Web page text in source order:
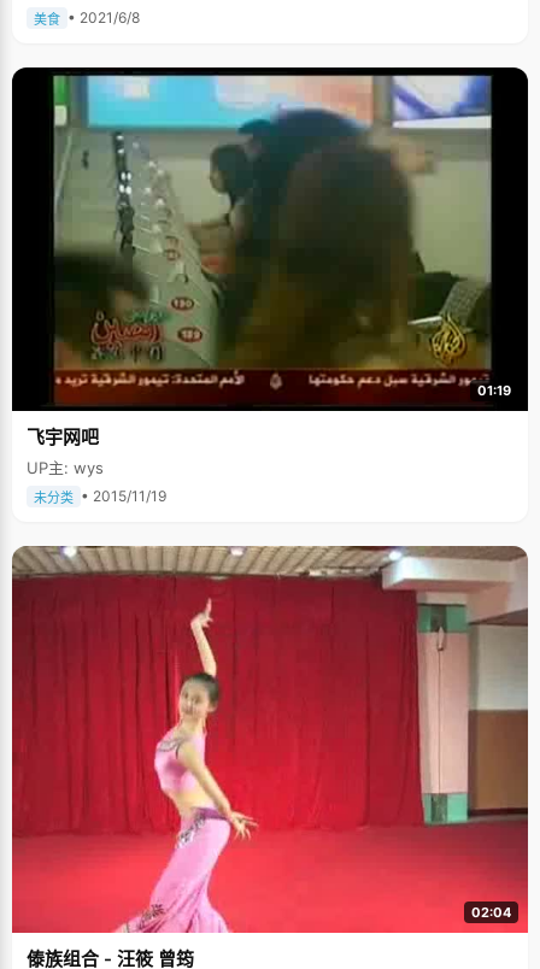
美食 • 2021/6/8
01:19
飞宇网吧
UP主: wys
未分类 • 2015/11/19
02:04
傣族组合 - 汪筱 曾筠